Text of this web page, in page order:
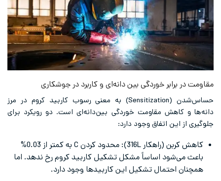
مقاومت در برابر خوردگی بین دانه‌ای و کاربرد در جوشکاری
حساس‌شدن (Sensitization) به معنی رسوب کاربید کروم در مرز
دانه‌ها و کاهش مقاومت خوردگی بین‌دانه‌ای است. دو رویکرد برای
جلوگیری از این اتفاق وجود دارد:
کاهش کربن (راهکار 316L): محدود کردن C به کمتر از 0.03%
باعث می‌شود اساساً مشکل تشکیل کاربید کروم رخ ندهد. اما
همچنان احتمال تشکیل این کاربیدها وجود دارد.